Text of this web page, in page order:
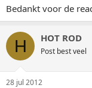
Bedankt voor de
H HOT ROD
Post best veel
28 jul 2012